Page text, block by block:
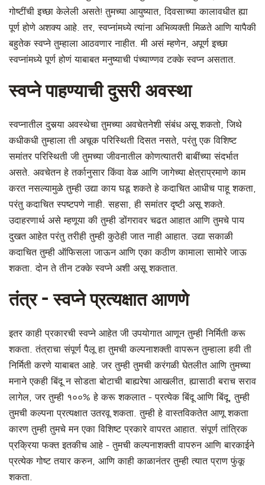
गोष्टींची इच्छा केलेली असते! तुमच्या आयुष्यात, दिवसाच्या कालावधीत ह्या
पूर्ण होणे अशक्य आहे. तर, स्वप्नांमध्ये त्यांना अभिव्यक्ती मिळते आणि यापैकी
बहुतेक स्वप्ने तुम्हाला आठवणार नाहीत. मी असं म्हणेन, अपूर्ण इच्छा
स्वप्नांमध्ये पूर्ण होणं याबाबत मनुष्याची पंच्याण्णव टक्के स्वप्न असतात.
स्वप्ने पाहण्याची दुसरी अवस्था
स्वप्नातील दुसर्‍या अवस्थेचा तुमच्या अवचेतनेशी संबंध असू शकतो, जिथे
कधीकधी तुम्हाला ती अचूक परिस्थिती दिसत नसते, परंतु एक विशिष्ट
समांतर परिस्थिती जी तुमच्या जीवनातील कोणत्यातरी बाबींच्या संदर्भात
असते. अवचेतन हे तर्कानुसार किंवा वेळ आणि जागेच्या क्षेत्राप्रमाणे काम
करत नसल्यामुळे तुम्ही उद्या काय घडू शकते हे कदाचित आधीच पाहू शकता,
परंतु कदाचित स्पष्टपणे नाही. सहसा, ही समांतर दृष्टी असू शकते.
उदाहरणार्थ असे म्हणूया की तुम्ही डोंगरावर चढत आहात आणि तुमचे पाय
दुखत आहेत परंतु तरीही तुम्ही कुठेही जात नाही आहात. उद्या सकाळी
कदाचित तुम्ही ऑफिसला जाऊन आणि एका कठीण कामाला सामोरे जाऊ
शकता. दोन ते तीन टक्के स्वप्ने अशी असू शकतात.
तंत्र - स्वप्ने प्रत्यक्षात आणणे
इतर काही प्रकारची स्वप्ने आहेत जी उपयोगात आणून तुम्ही निर्मिती करू
शकता. तंत्राचा संपूर्ण पैलू हा तुमची कल्पनाशक्ती वापरून तुम्हाला हवी ती
निर्मिती करणे याबाबत आहे. जर तुम्ही तुमची करंगळी घेतलीत आणि तुमच्या
मनाने एकही बिंदू न सोडता बोटाची बाह्यरेषा आखलीत, ह्यासाठी बराच सराव
लागेल, जर तुम्ही १००% हे करू शकलात - प्रत्येक बिंदू आणि बिंदू, तुम्ही
तुमची कल्पना प्रत्यक्षात उतरवू शकता. तुम्ही हे वास्तविकतेत आणू शकता
कारण तुम्ही तुमचे मन एका विशिष्ट प्रकारे वापरत आहात. संपूर्ण तांत्रिक
प्रक्रिया फक्त इतकीच आहे - तुमची कल्पनाशक्ती वापरुन आणि बारकाईने
प्रत्येक गोष्ट तयार करुन, आणि काही काळानंतर तुम्ही त्यात प्राण फुंकू
शकता.